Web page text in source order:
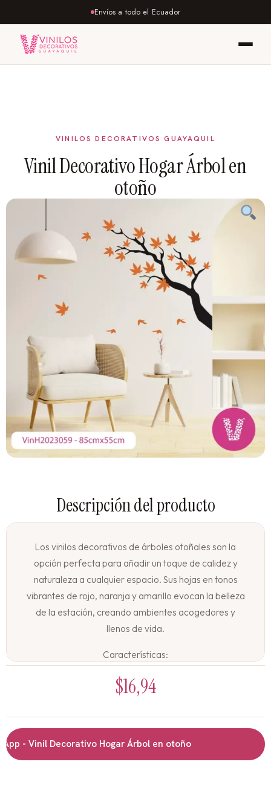
Envíos a todo el Ecuador
Vinil Decorativo Hogar Árbol en
otoño
Los vinilos decorativos de árboles otoñales son la
opción perfecta para añadir un toque de calidez y
naturaleza a cualquier espacio. Sus hojas en tonos
vibrantes de rojo, naranja y amarillo evocan la belleza
de la estación, creando ambientes acogedores y
llenos de vida.
Características:
Vinil adhesivo de muy buena calidad
Diseños coloridos y llamativos
No deja residuos en la pared
Apto para paredes, puertas, muebles y ventanas
Un Regalo original y duradero
$16,94
- Vinil Decorativo Hogar Árbol en otoño